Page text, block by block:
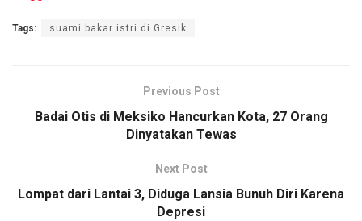
Tags: suami bakar istri di Gresik
Previous Post
Badai Otis di Meksiko Hancurkan Kota, 27 Orang
Dinyatakan Tewas
Next Post
Lompat dari Lantai 3, Diduga Lansia Bunuh Diri Karena
Depresi